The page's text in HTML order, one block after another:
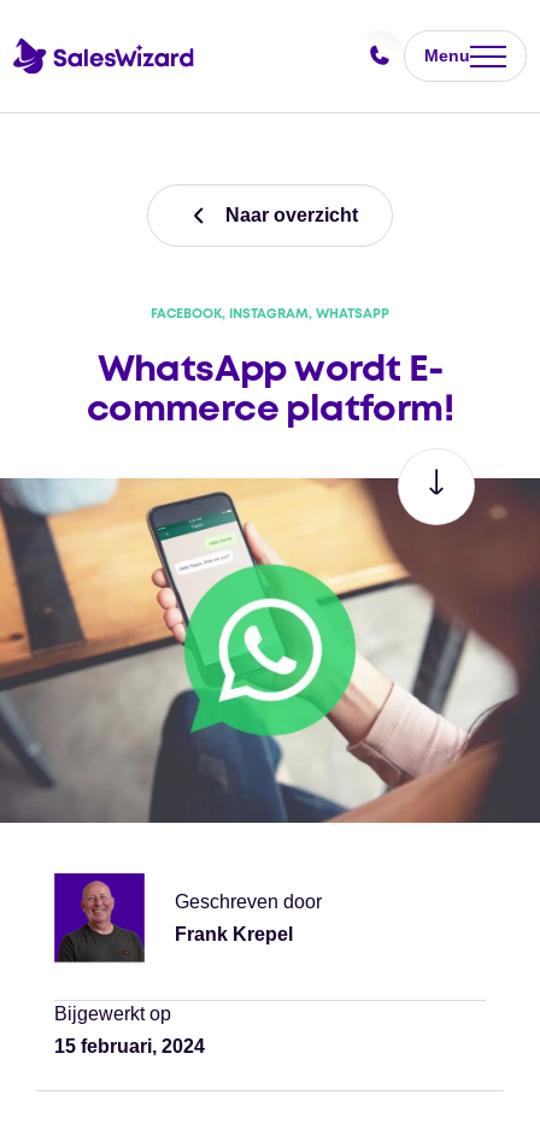
Menu
Naar overzicht
FACEBOOK, INSTAGRAM, WHATSAPP
WhatsApp wordt E-
commerce platform!
Geschreven door
Frank Krepel
Bijgewerkt op
15 februari, 2024